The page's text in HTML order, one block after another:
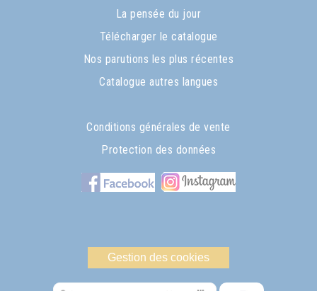
La pensée du jour
Télécharger le catalogue
Nos parutions les plus récentes
Catalogue autres langues
Conditions générales de vente
Protection des données
Gestion des cookies